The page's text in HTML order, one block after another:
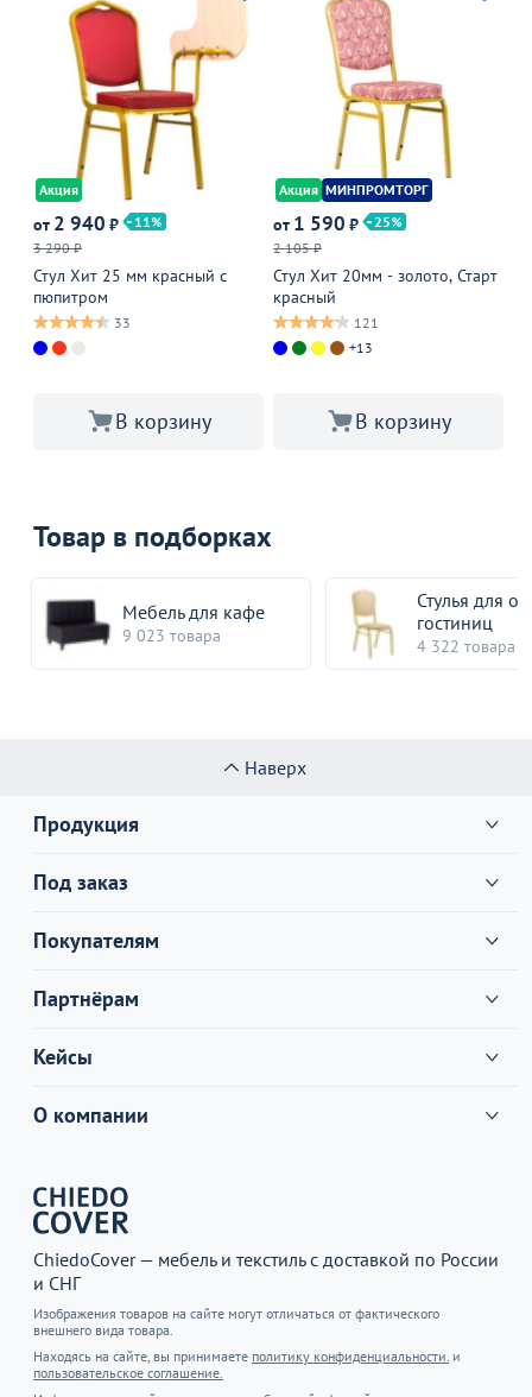
Акция
от 2 940 ₽
11
3 290 ₽
Стул Хит 25 мм красный с
пюпитром
33
В корзину
Акция МИНПРОМТОРГ
от 1 590 ₽
25
2 105 ₽
Стул Хит 20мм - золото, Старт
красный
121
+13
В корзину
Товар в подборках
Мебель для кафе
9 023 товара
Стулья для
гостиниц
4 322 товара
Наверх
Продукция
Под заказ
Покупателям
Партнёрам
Кейсы
О компании
ChiedoCover — мебель и текстиль с доставкой по России
и СНГ
Изображения товаров на сайте могут отличаться от фактического
внешнего вида товара.
Находясь на сайте, вы принимаете политику конфиденциальности. и
пользовательское соглашение.